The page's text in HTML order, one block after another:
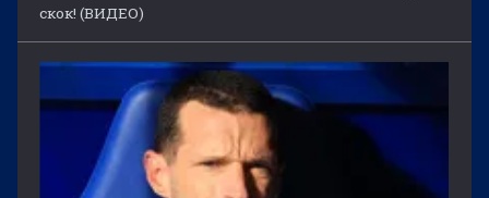
скок! (ВИДЕО)